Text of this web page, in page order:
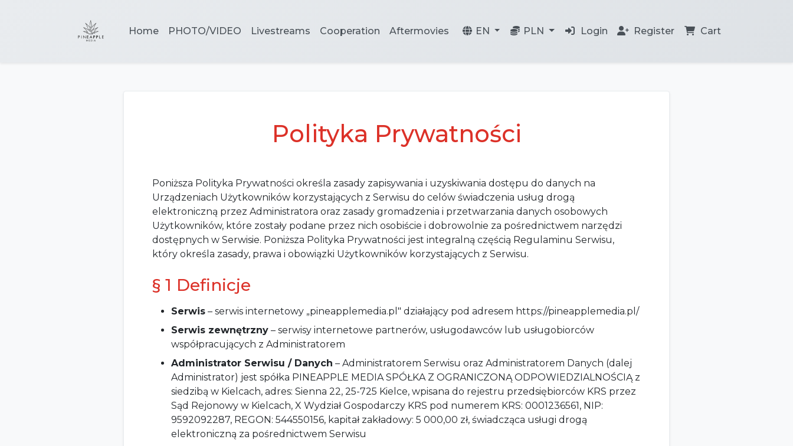
Home PHOTO/VIDEO Livestreams Cooperation Aftermovies EN PLN Login Register Cart
Polityka Prywatności
Poniższa Polityka Prywatności określa zasady zapisywania i uzyskiwania dostępu do danych na
Urządzeniach Użytkowników korzystających z Serwisu do celów świadczenia usług drogą
elektroniczną przez Administratora oraz zasady gromadzenia i przetwarzania danych osobowych
Użytkowników, które zostały podane przez nich osobiście i dobrowolnie za pośrednictwem narzędzi
dostępnych w Serwisie. Poniższa Polityka Prywatności jest integralną częścią Regulaminu Serwisu,
który określa zasady, prawa i obowiązki Użytkowników korzystających z Serwisu.
§ 1 Definicje
Serwis – serwis internetowy „pineapplemedia.pl" działający pod adresem https://pineapplemedia.pl/
Serwis zewnętrzny – serwisy internetowe partnerów, usługodawców lub usługobiorców
współpracujących z Administratorem
Administrator Serwisu / Danych – Administratorem Serwisu oraz Administratorem Danych (dalej
Administrator) jest spółka PINEAPPLE MEDIA SPÓŁKA Z OGRANICZONĄ ODPOWIEDZIALNOŚCIĄ z
siedzibą w Kielcach, adres: Sienna 22, 25-725 Kielce, wpisana do rejestru przedsiębiorców KRS przez
Sąd Rejonowy w Kielcach, X Wydział Gospodarczy KRS pod numerem KRS: 0001236561, NIP:
9592092287, REGON: 544550156, kapitał zakładowy: 5 000,00 zł, świadcząca usługi drogą
elektroniczną za pośrednictwem Serwisu